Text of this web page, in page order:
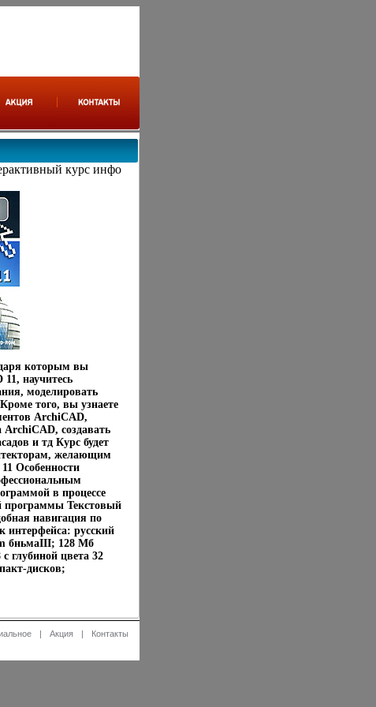
курс инфо
которым вы
научитесь
моделировать
того, вы узнаете
ArchiCAD,
ArchiCAD, создавать
и тд Курс будет
желающим
Особенности
в процессе
программы Текстовый
навигация по
интерфейса: русский
бньмаIII; 128 Мб
глубиной цвета 32
дисков;
| Акция | Контакты